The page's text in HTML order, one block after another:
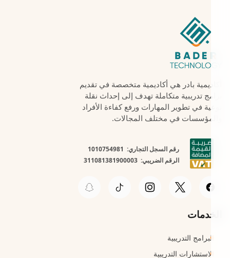
أكاديمية بادر هي أكاديمية متخصصة في تقديم
برامج تدريبية متكاملة تهدف إلى إحداث نقلة
نوعية في تطوير المهارات ورفع كفاءة الأفراد
والمؤسسات في مختلف المجالات.
رقم السجل التجاري: 1010754981
الرقم الضريبي: 311081381900003
الخدمات
البرامج التدريبية
الاستشارات التدريبية